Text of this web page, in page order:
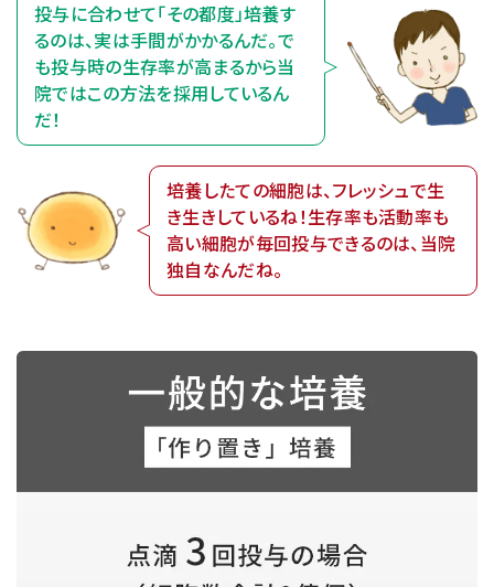
投与に合わせて「その都度」培養す
るのは、実は手間がかかるんだ。で
も投与時の生存率が高まるから当
院ではこの方法を採用しているん
だ！
培養したての細胞は、フレッシュで生
き生きしているね！生存率も活動率も
高い細胞が毎回投与できるのは、当院
独自なんだね。